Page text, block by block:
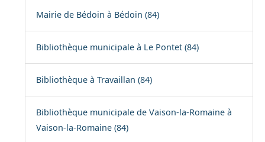
Mairie de Bédoin à Bédoin (84)
Bibliothèque municipale à Le Pontet (84)
Bibliothèque à Travaillan (84)
Bibliothèque municipale de Vaison-la-Romaine à
Vaison-la-Romaine (84)